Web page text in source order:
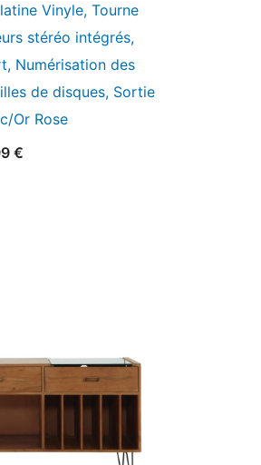
Vinyle, Tourne
stéréo intégrés,
Numérisation des
de disques, Sortie
Or Rose
€